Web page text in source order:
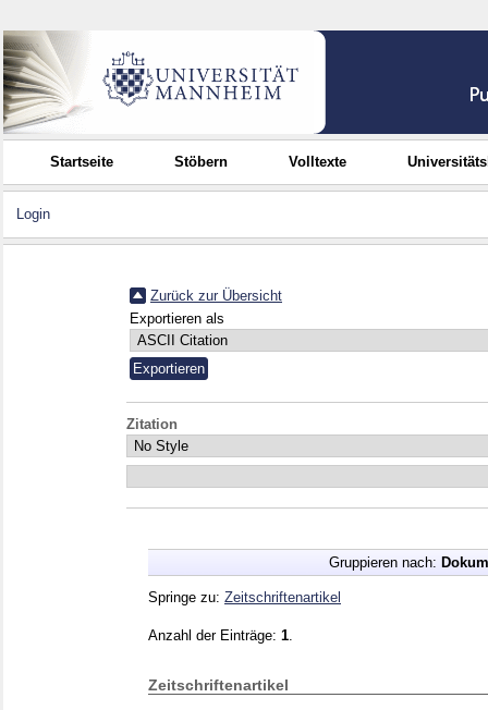
Startseite Stöbern Volltexte
Login
Zurück zur Übersicht
Exportieren als
Zitation
Gruppieren nach:
Springe zu: Zeitschriftenartikel
Anzahl der Einträge: 1
Zeitschriftenartikel